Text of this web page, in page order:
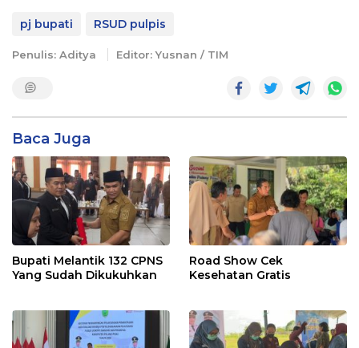
pj bupati RSUD pulpis
Penulis: Aditya Editor: Yusnan / TIM
Baca Juga
Bupati Melantik 132 CPNS
Yang Sudah Dikukuhkan
Road Show Cek
Kesehatan Gratis